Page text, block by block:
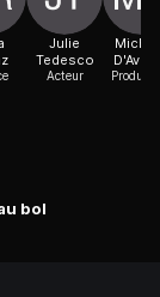
bol
Julie
Tedesco
Acteur